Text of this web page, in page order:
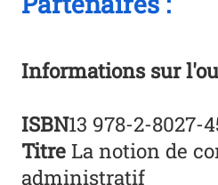
Informations sur
ISBN13 978-2-8027-
Titre La notion de
administratif